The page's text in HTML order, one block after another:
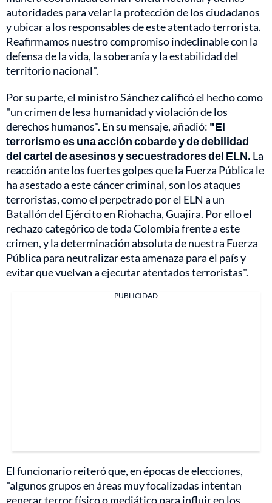
autoridades para velar la protección de los ciudadanos
y ubicar a los responsables de este atentado terrorista.
Reafirmamos nuestro compromiso indeclinable con la
defensa de la vida, la soberanía y la estabilidad del
territorio nacional".
Por su parte, el ministro Sánchez calificó el hecho como
"un crimen de lesa humanidad y violación de los
derechos humanos". En su mensaje, añadió: "El
terrorismo es una acción cobarde y de debilidad
del cartel de asesinos y secuestradores del ELN. La
reacción ante los fuertes golpes que la Fuerza Pública le
ha asestado a este cáncer criminal, son los ataques
terroristas, como el perpetrado por el ELN a un
Batallón del Ejército en Riohacha, Guajira. Por ello el
rechazo categórico de toda Colombia frente a este
crimen, y la determinación absoluta de nuestra Fuerza
Pública para neutralizar esta amenaza para el país y
evitar que vuelvan a ejecutar atentados terroristas".
PUBLICIDAD
El funcionario reiteró que, en épocas de elecciones,
"algunos grupos en áreas muy focalizadas intentan
generar terror físico o mediático para influir en los